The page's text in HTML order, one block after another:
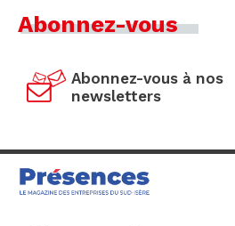
Abonnez-vous
Abonnez-vous à nos
newsletters